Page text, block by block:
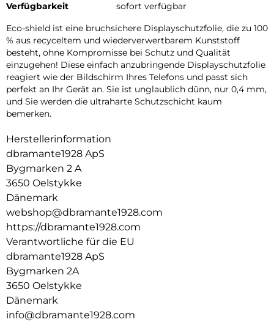
Verfügbarkeit
sofort verfügbar
Eco-shield ist eine bruchsichere Displayschutzfolie, die zu 100
% aus recyceltem und wiederverwertbarem Kunststoff
besteht, ohne Kompromisse bei Schutz und Qualität
einzugehen! Diese einfach anzubringende Displayschutzfolie
reagiert wie der Bildschirm Ihres Telefons und passt sich
perfekt an Ihr Gerät an. Sie ist unglaublich dünn, nur 0,4 mm,
und Sie werden die ultraharte Schutzschicht kaum
bemerken.
Herstellerinformation
dbramante1928 ApS
Bygmarken 2 A
3650 Oelstykke
Dänemark
webshop@dbramante1928.com
https://dbramante1928.com
Verantwortliche für die EU
dbramante1928 ApS
Bygmarken 2A
3650 Oelstykke
Dänemark
info@dbramante1928.com